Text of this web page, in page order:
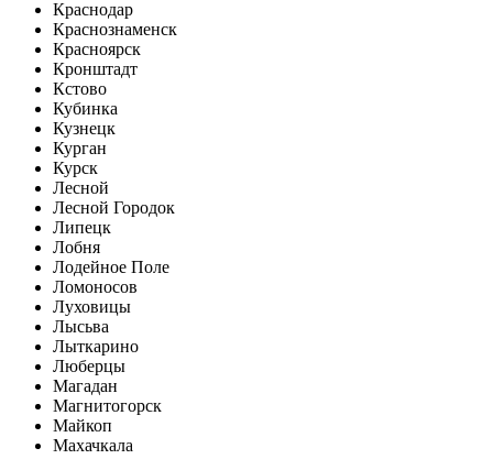
Краснодар
Краснознаменск
Красноярск
Кронштадт
Кстово
Кубинка
Кузнецк
Курган
Курск
Лесной
Лесной Городок
Липецк
Лобня
Лодейное Поле
Ломоносов
Луховицы
Лысьва
Лыткарино
Люберцы
Магадан
Магнитогорск
Майкоп
Махачкала